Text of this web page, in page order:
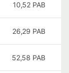
10,52 PAB
26,29 PAB
52,58 PAB